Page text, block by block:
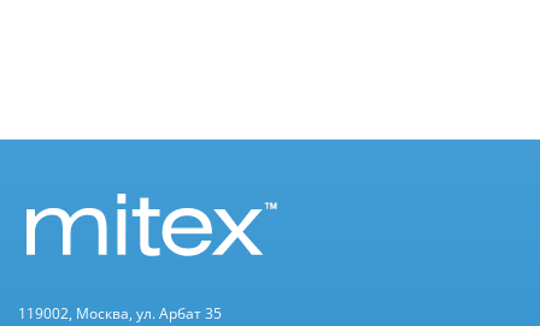
119002, Москва, ул. Арбат 35